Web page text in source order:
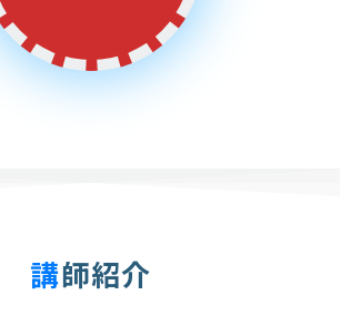
講師紹介